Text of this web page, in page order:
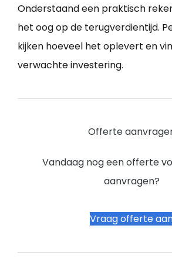
Onderstaand een praktisch
het oog op de terugverdientijd.
kijken hoeveel het oplevert en
verwachte investering.
Offerte
Vandaag nog een offerte
aanvragen?
Vraag offerte